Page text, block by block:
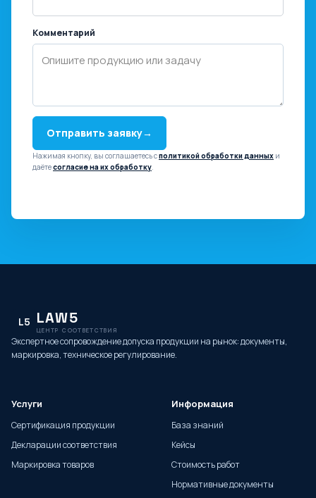
Комментарий
Отправить заявку→
Нажимая кнопку, вы соглашаетесь сполитикой обработки данных и
даётесогласие на их обработку.
L5 LAW5
ЦЕНТР СООТВЕТСТВИЯ
Экспертное сопровождение допуска продукции на рынок: документы,
маркировка, техническое регулирование.
Услуги
Сертификация продукции
Декларации соответствия
Маркировка товаров
Информация
База знаний
Кейсы
Стоимость работ
Нормативные документы